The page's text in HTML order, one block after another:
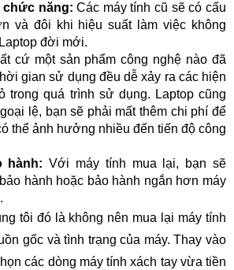
chức năng: Các máy tính cũ sẽ có cấu
và đôi khi hiệu suất làm việc không
đời mới.
cứ một sản phẩm công nghệ nào đã
gian sử dụng đều dễ xảy ra các hiện
trong quá trình sử dụng. Laptop cũng
lệ, bạn sẽ phải mất thêm chi phí để
thể ảnh hưởng nhiều đến tiến độ công
hành: Với máy tính mua lại, bạn sẽ
hành hoặc bảo hành ngắn hơn máy
tôi đó là không nên mua lại máy tính
gốc và tình trạng của máy. Thay vào
các dòng máy tính xách tay vừa tiền